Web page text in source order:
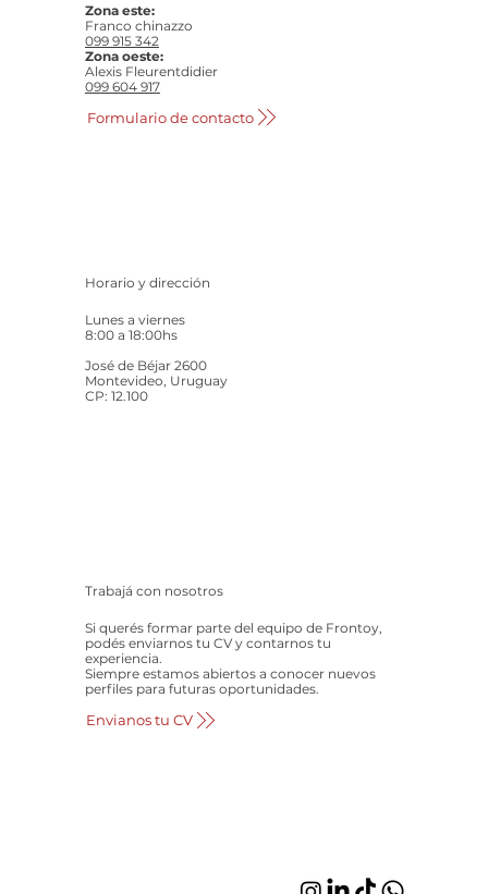
Zona este:
Franco chinazzo
099 915 342
Zona oeste:
Alexis Fleurentdidier
099 604 917
Formulario de contacto
Horario y dirección
Lunes a viernes
8:00 a 18:00hs
José de Béjar 2600
Montevideo, Uruguay
CP: 12.100
Trabajá con nosotros
Si querés formar parte del equipo de Frontoy,
podés enviarnos tu CV y contarnos tu
experiencia.
Siempre estamos abiertos a conocer nuevos
perfiles para futuras oportunidades.
Envianos tu CV